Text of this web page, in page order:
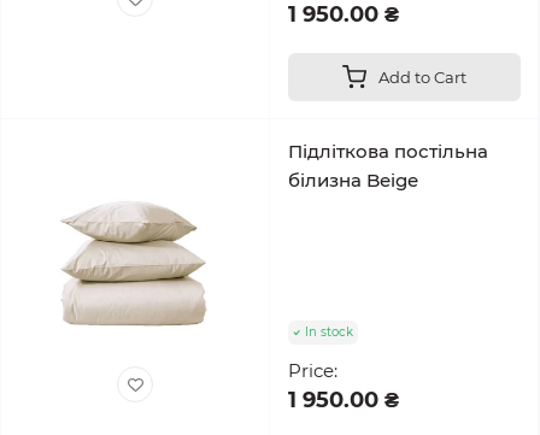
1 950.00 ₴
Add to Cart
Підліткова постільна
білизна Beige
In stock
Price:
1 950.00 ₴